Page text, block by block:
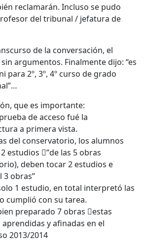
reclamarán. Incluso se pudo
del tribunal / jefatura de
de la conversación, el
argumentos. Finalmente dijo: “es
para 2º, 3º, 4º curso de grado
que es importante:
de acceso fué la
a primera vista.
del conservatorio, los alumnos
estudios ”de las 5 obras
deben tocar 2 estudios e
obras”
1 estudio, en total interpretó las
cumplió con su tarea.
preparado 7 obras estas
y afinadas en el
2013/2014